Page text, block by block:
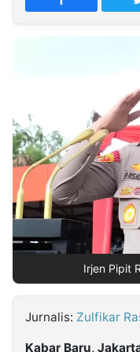
INDONESIA
Insight
NTB
Suara
Time
Lens
IDN
Daily
Jogja
Jalan
Rakyat
Idealita
News
Kita
Notice
Dinamikapost.com
Radar
Baru
Seedbacklink
Follow
Kabarbaru
Irjen Pipit
Jurnalis: Zulfikar
Kabar Baru,